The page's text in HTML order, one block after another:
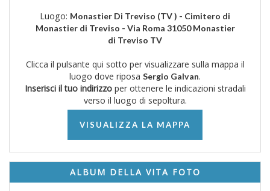
Luogo: Monastier Di Treviso (TV ) - Cimitero di
Monastier di Treviso - Via Roma 31050 Monastier
di Treviso TV
Clicca il pulsante qui sotto per visualizzare sulla mappa il
luogo dove riposa Sergio Galvan.
Inserisci il tuo indirizzoper ottenere le indicazioni stradali
verso il luogo di sepoltura.
VISUALIZZA LA MAPPA
ALBUM DELLA VITA FOTO